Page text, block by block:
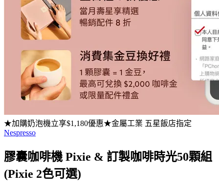
★加購奶泡機立享$1,180優惠★金屬工業 五星飯店指定
Nespresso
膠囊咖啡機 Pixie & 訂製咖啡時光50顆組
(Pixie 2色可選)